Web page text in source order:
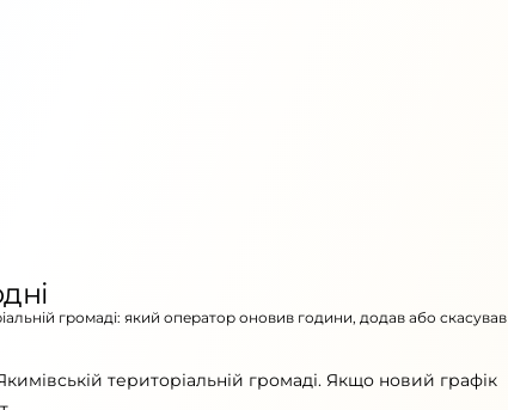
громаді: який оператор оновив години, додав або скасував
територіальній громаді. Якщо новий графік